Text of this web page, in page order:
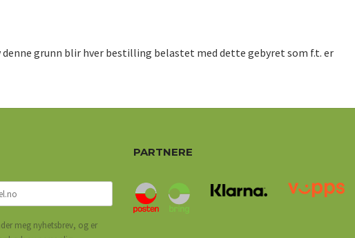
grunn blir hver bestilling belastet med dette gebyret som f.t. er
meg nyhetsbrev, og er
PARTNERE